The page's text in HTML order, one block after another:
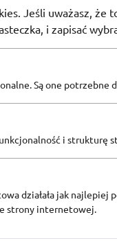
PROMO
KODY
Jeśli uważasz,
i zapisać
Są one
i strukturę
działała jak
strony internetowej.